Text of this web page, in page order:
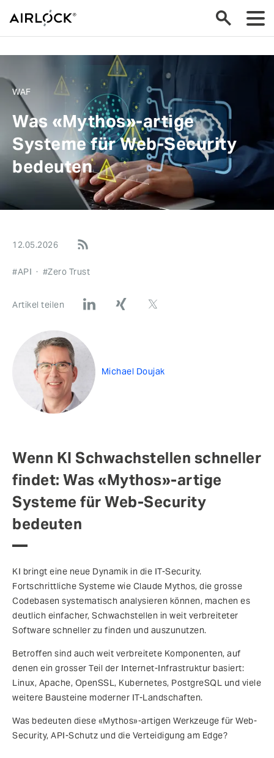
WAF
Was «Mythos»-artige
Systeme für Web-Security
bedeuten
12.05.2026
#API · #Zero Trust
Artikel teilen
Michael Doujak
Wenn KI Schwachstellen schneller
findet: Was «Mythos»-artige
Systeme für Web-Security
bedeuten
KI bringt eine neue Dynamik in die IT-Security.
Fortschrittliche Systeme wie Claude Mythos, die grosse
Codebasen systematisch analysieren können, machen es
deutlich einfacher, Schwachstellen in weit verbreiteter
Software schneller zu finden und auszunutzen.
Betroffen sind auch weit verbreitete Komponenten, auf
denen ein grosser Teil der Internet-Infrastruktur basiert:
Linux, Apache, OpenSSL, Kubernetes, PostgreSQL und viele
weitere Bausteine moderner IT-Landschaften.
Was bedeuten diese «Mythos»-artigen Werkzeuge für Web-
Security, API-Schutz und die Verteidigung am Edge?